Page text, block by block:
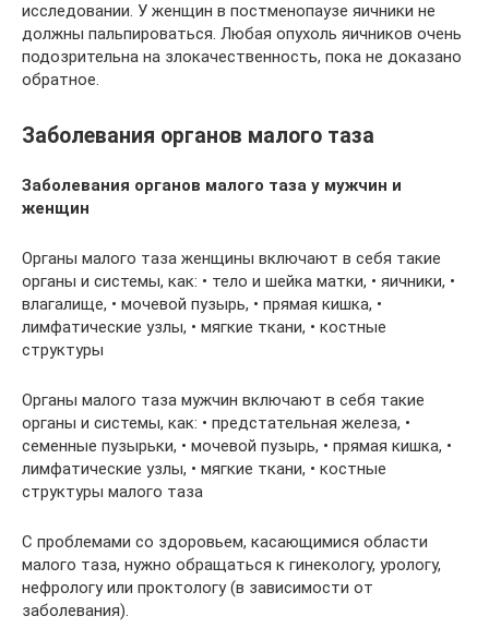
исследовании. У женщин в постменопаузе яичники не
должны пальпироваться. Любая опухоль яичников очень
подозрительна на злокачественность, пока не доказано
обратное.
Заболевания органов малого таза
Заболевания органов малого таза у мужчин и
женщин
Органы малого таза женщины включают в себя такие
органы и системы, как: • тело и шейка матки, • яичники, •
влагалище, • мочевой пузырь, • прямая кишка, •
лимфатические узлы, • мягкие ткани, • костные
структуры
Органы малого таза мужчин включают в себя такие
органы и системы, как: • предстательная железа, •
семенные пузырьки, • мочевой пузырь, • прямая кишка, •
лимфатические узлы, • мягкие ткани, • костные
структуры малого таза
С проблемами со здоровьем, касающимися области
малого таза, нужно обращаться к гинекологу, урологу,
нефрологу или проктологу (в зависимости от
заболевания).